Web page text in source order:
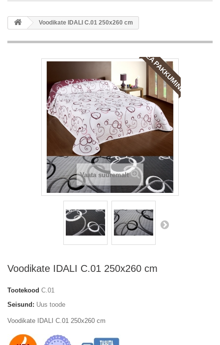
Voodikate IDALI C.01 250x260 cm
HEA PAKKUMINE!
Vaata suuremalt
Voodikate IDALI C.01 250x260 cm
Tootekood C.01
Seisund: Uus toode
Voodikate IDALI C.01 250x260 cm